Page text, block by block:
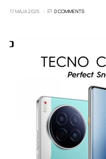
17 MAJA 2025 0 COMMENTS